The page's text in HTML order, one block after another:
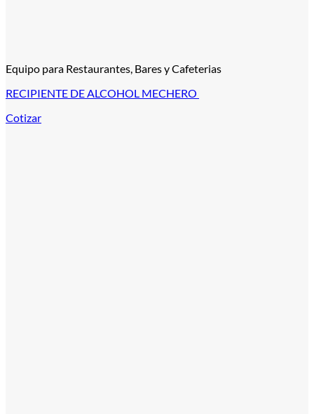
Equipo para Restaurantes, Bares y Cafeterias
RECIPIENTE DE ALCOHOL MECHERO
Cotizar